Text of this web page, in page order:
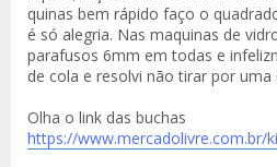
quinas bem rápido faço o
é só alegria. Nas maquinas de
parafusos 6mm em todas e
de cola e resolvi não tirar por uma
Olha o link das buchas
https://www.mercadolivre.com.br/